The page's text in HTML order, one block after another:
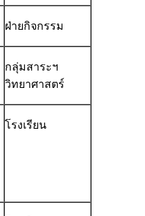
ฝ่ายกิจกรรม
กลุ่มสาระฯ
วิทยาศาสตร์
โรงเรียน